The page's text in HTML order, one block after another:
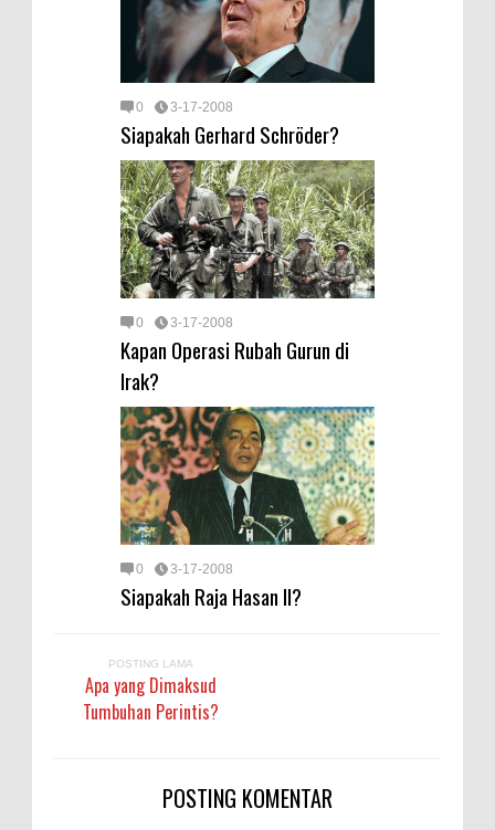
0 3-17-2008
Siapakah Gerhard Schröder?
0 3-17-2008
Kapan Operasi Rubah Gurun di
Irak?
0 3-17-2008
Siapakah Raja Hasan II?
POSTING LAMA
Apa yang Dimaksud
Tumbuhan Perintis?
POSTING KOMENTAR